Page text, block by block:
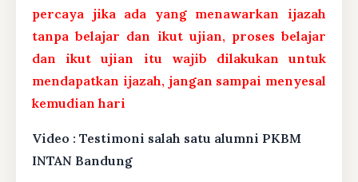
percaya jika ada yang menawarkan ijazah
tanpa belajar dan ikut ujian, proses belajar
dan ikut ujian itu wajib dilakukan untuk
mendapatkan ijazah, jangan sampai menyesal
kemudian hari
Video : Testimoni salah satu alumni PKBM
INTAN Bandung